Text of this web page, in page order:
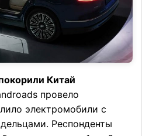
Китай
провело
электромобили с
Респонденты